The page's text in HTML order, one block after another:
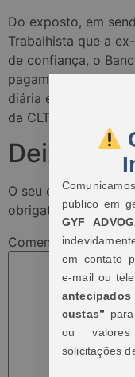
Do exposto, em
Trabalhista que a
de confiança, o
pagamento das
diária e 30ª
da CLT.
Deixe um
O seu endereço de
obrigatórios são
Comentário*
público em
GYF
em contato
e-mail ou
custas”
ou
solicitações